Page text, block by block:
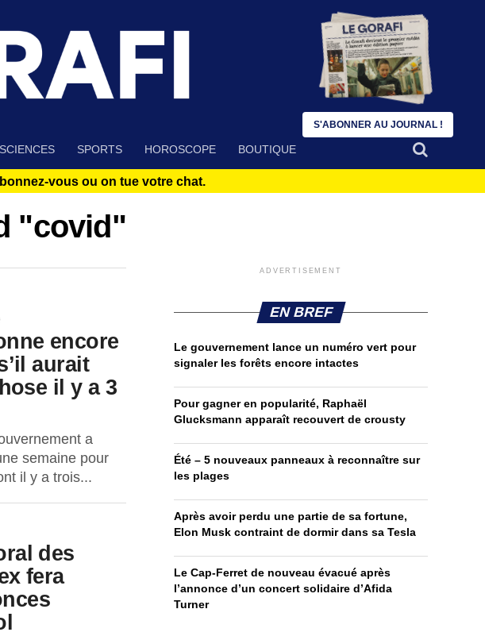
SCIENCES SPORTS HOROSCOPE BOUTIQUE
vous ou on tue votre chat.
"covid"
encore
aurait
il y a 3
a
semaine pour
il y a trois...
des
fera
ADVERTISEMENT
EN BREF
Le gouvernement lance un numéro vert pour
signaler les forêts encore intactes
Pour gagner en popularité, Raphaël
Glucksmann apparaît recouvert de crousty
Été – 5 nouveaux panneaux à reconnaître sur
les plages
Après avoir perdu une partie de sa fortune,
Elon Musk contraint de dormir dans sa Tesla
Le Cap-Ferret de nouveau évacué après
l’annonce d’un concert solidaire d’Afida
Turner
S'ABONNER AU JOURNAL !